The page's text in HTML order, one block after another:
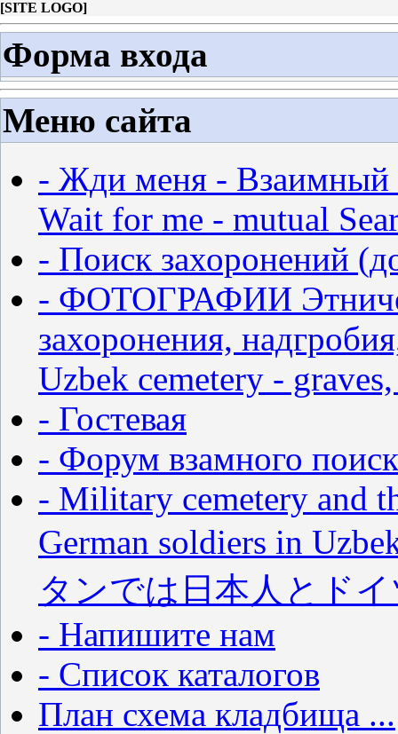
[SITE LOGO]
Форма входа
Меню сайта
- Жди меня - Взаимный
Wait for me - mutual
- Поиск захоронений
- ФОТОГРАФИИ
захоронения,
Uzbek cemetery -
- Гостевая
- Форум взамного
- Military cemetery and
German soldiers in
タンでは日本人とド
- Напишите нам
- Список каталогов
План схема кладбища ...